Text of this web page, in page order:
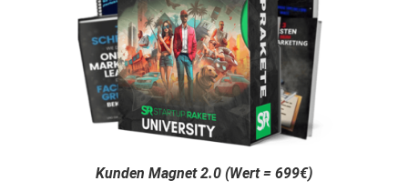
Kunden Magnet 2.0 (Wert = 699€)